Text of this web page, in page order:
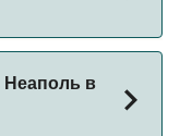
в
Неаполь в